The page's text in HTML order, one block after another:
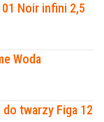
01 Noir infini 2,5
Woda
do twarzy Figa 12